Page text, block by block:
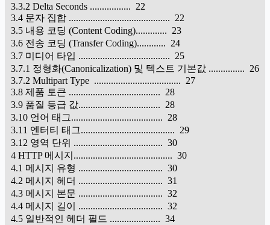
3.3.2 Delta Seconds ................. 22
3.4 문자 집합 .......................................... 22
3.5 내용 코딩 (Content Coding)............. 23
3.6 전송 코딩 (Transfer Coding)............ 24
3.7 미디어 타입 ...................................... 25
3.7.1 정형화(Canonicalization) 및 텍스트 기본값 ............... 26
3.7.2 Multipart Type .................................... 27
3.8 제품 토큰 ...................................... 28
3.9 품질 등급 값.................................. 28
3.10 언어 태그...................................... 28
3.11 엔터티 태그....................................... 29
3.12 영역 단위 ..................................... 30
4 HTTP 메시지......................................... 30
4.1 메시지 유형 ................................... 30
4.2 메시지 헤더 ................................... 31
4.3 메시지 본문 ................................... 32
4.4 메시지 길이 ................................... 32
4.5 일반적인 헤더 필드 ..................... 34